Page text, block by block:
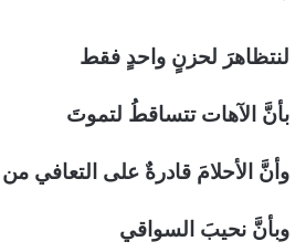
لنتظاهرَ لحزنٍ واحدٍ فقط
بأنَّ الآهات تتساقطُ لتموتَ
وأنَّ الأحلامَ قادرةٌ على التعافي
وبأنَّ نحيبَ السواقي